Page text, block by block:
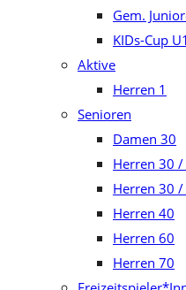
Gem.
KIDs-Cup
Aktive
Herren 1
Senioren
Damen 30
Herren 30 /
Herren 30 /
Herren 40
Herren 60
Herren 70